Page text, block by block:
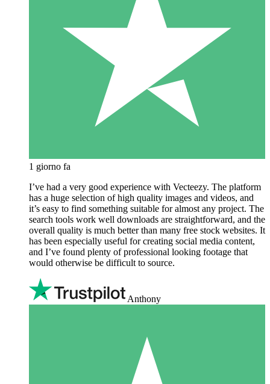
1 giorno fa
I’ve had a very good experience with Vecteezy. The platform
has a huge selection of high quality images and videos, and
it’s easy to find something suitable for almost any project. The
search tools work well downloads are straightforward, and the
overall quality is much better than many free stock websites. It
has been especially useful for creating social media content,
and I’ve found plenty of professional looking footage that
would otherwise be difficult to source.
Anthony